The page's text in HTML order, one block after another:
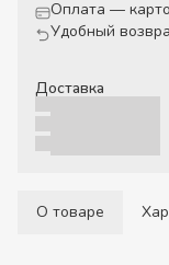
Оплата —
Удобный
Доставка
О товаре